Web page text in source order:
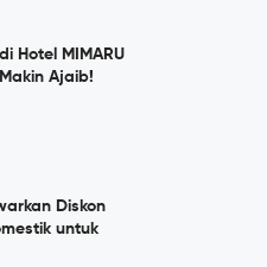
Hotel MIMARU
Ajaib!
Diskon
untuk